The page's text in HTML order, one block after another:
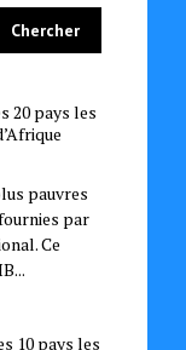
20 pays les
pauvres
par
Ce
10 pays les